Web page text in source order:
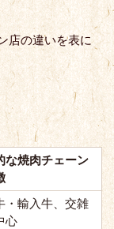
店の違いを表に
な焼肉チェーン
・輸入牛、交雑
心